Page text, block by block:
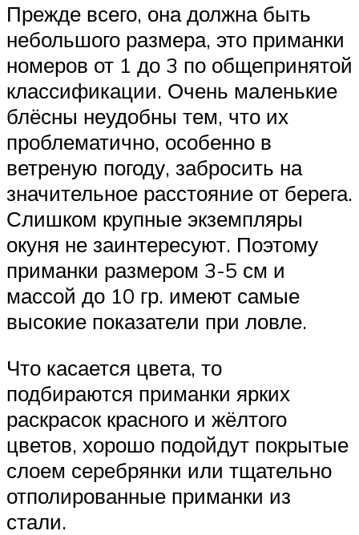
Прежде всего, она должна быть
небольшого размера, это приманки
номеров от 1 до 3 по общепринятой
классификации. Очень маленькие
блёсны неудобны тем, что их
проблематично, особенно в
ветреную погоду, забросить на
значительное расстояние от берега.
Слишком крупные экземпляры
окуня не заинтересуют. Поэтому
приманки размером 3-5 см и
массой до 10 гр. имеют самые
высокие показатели при ловле.
Что касается цвета, то
подбираются приманки ярких
раскрасок красного и жёлтого
цветов, хорошо подойдут покрытые
слоем серебрянки или тщательно
отполированные приманки из
стали.